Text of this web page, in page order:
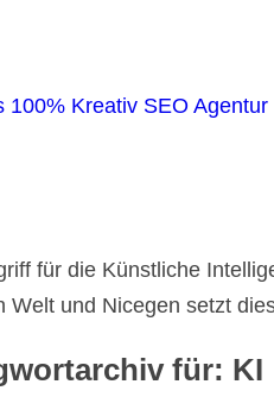
für die Künstliche
Welt und Nicegen setzt
für: KI